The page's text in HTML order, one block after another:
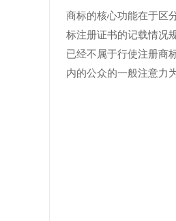
商标的核心功能在于区
标注册证书的记载情况
已经不属于行使注册商
内的公众的一般注意力